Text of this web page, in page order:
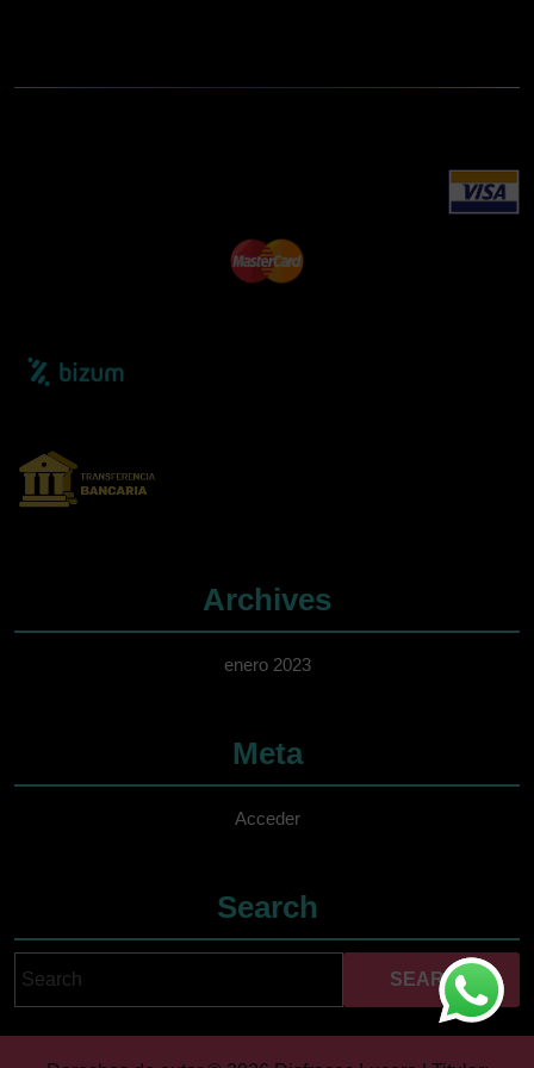
Archives
enero 2023
Meta
Acceder
Search
Cuando hay